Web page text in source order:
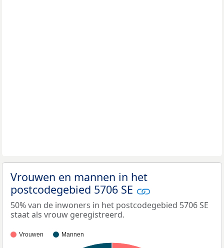
Vrouwen en mannen in het
postcodegebied 5706 SE
50% van de inwoners in het postcodegebied 5706 SE
staat als vrouw geregistreerd.
Vrouwen Mannen